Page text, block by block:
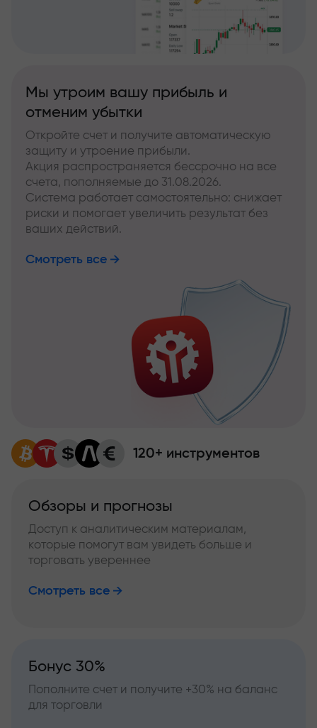
Мы утроим вашу прибыль и
отменим убытки
Откройте счет и получите автоматическую
защиту и утроение прибыли.
Акция распространяется бессрочно на все
счета, пополняемые до 31.08.2026.
Система работает самостоятельно: снижает
риски и помогает увеличить результат без
ваших действий.
Смотреть все
120+ инструментов
Обзоры и прогнозы
Доступ к аналитическим материалам,
которые помогут вам увидеть больше и
торговать увереннее
Смотреть все
Бонус 30%
Пополните счет и получите +30% на баланс
для торговли